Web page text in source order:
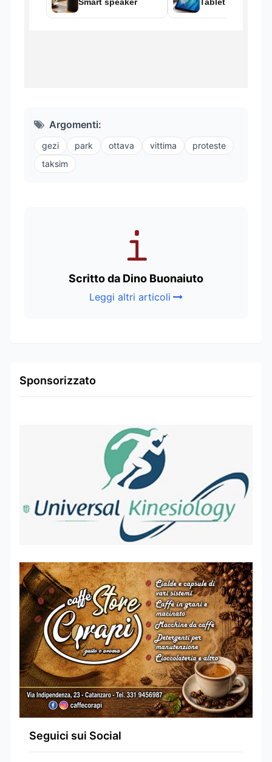
Argomenti:
gezi park ottava vittima
proteste
taksim
Scritto da Dino Buonaiuto
Leggi altri articoli
Sponsorizzato
Seguici sui Social